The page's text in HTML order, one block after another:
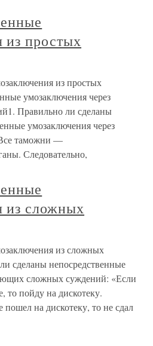
из простых
из простых
умозаключения через
Правильно ли сделаны
умозаключения через
таможни —
Следовательно,
из сложных
из сложных
сделаны непосредственные
сложных суждений: «Если
то пойду на дискотеку.
пошел на дискотеку, то не сдал